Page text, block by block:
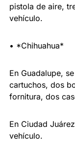
pistola de aire,
vehículo.
• *Chihuahua*
En Guadalupe,
cartuchos, dos
fornitura, dos
En Ciudad
vehículo.